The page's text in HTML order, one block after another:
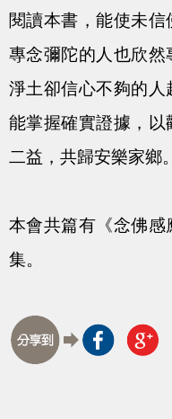
閱讀本書，能使未
專念彌陀的人也欣然
淨土卻信心不夠的人
能掌握確實證據，
二益，共歸安樂家鄉。
本會共篇有《念佛感
集。